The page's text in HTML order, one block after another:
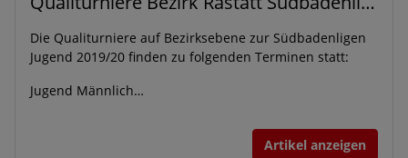
Die Qualiturniere auf Bezirksebene zur Südbadenligen
Jugend 2019/20 finden zu folgenden Terminen statt:
Jugend Männlich…
Artikel anzeigen